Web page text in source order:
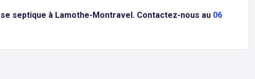
septique à Lamothe-Montravel. Contactez-nous au 06